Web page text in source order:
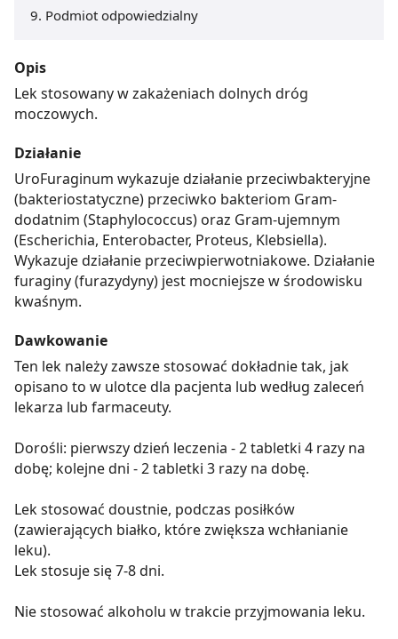
Podmiot odpowiedzialny
Opis
Lek stosowany w zakażeniach dolnych dróg
moczowych.
Działanie
UroFuraginum wykazuje działanie przeciwbakteryjne
(bakteriostatyczne) przeciwko bakteriom Gram-
dodatnim (Staphylococcus) oraz Gram-ujemnym
(Escherichia, Enterobacter, Proteus, Klebsiella).
Wykazuje działanie przeciwpierwotniakowe. Działanie
furaginy (furazydyny) jest mocniejsze w środowisku
kwaśnym.
Dawkowanie
Ten lek należy zawsze stosować dokładnie tak, jak
opisano to w ulotce dla pacjenta lub według zaleceń
lekarza lub farmaceuty.
Dorośli: pierwszy dzień leczenia - 2 tabletki 4 razy na
dobę; kolejne dni - 2 tabletki 3 razy na dobę.
Lek stosować doustnie, podczas posiłków
(zawierających białko, które zwiększa wchłanianie
leku).
Lek stosuje się 7-8 dni.
Nie stosować alkoholu w trakcie przyjmowania leku.